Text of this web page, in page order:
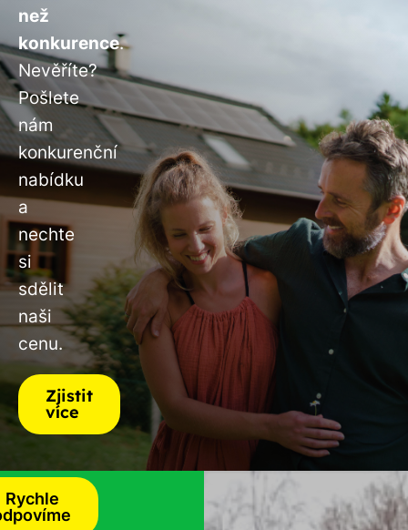
než
konkurence.
Nevěříte?
Pošlete
nám
konkurenční
nabídku
a
nechte
si
sdělit
naši
cenu.
Zjistit
více
Rychle